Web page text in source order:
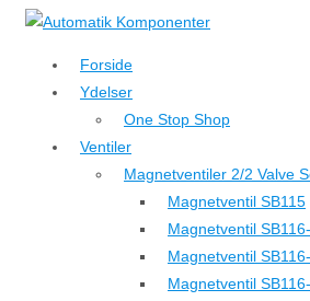
↓
hovedindhold
Forside
Ydelser
One Stop Shop
Ventiler
Magnetventiler 2/2 Valve
Magnetventil SB115
Magnetventil
Magnetventil
Magnetventil